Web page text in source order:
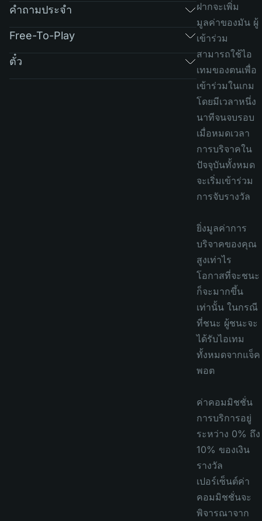
คำถามประจำ
Free-To-Play
ตั๋ว
ฝากจะเพิ่ม
มูลค่าของมัน ผู้
เข้าร่วม
สามารถใช้ไอ
เทมของตนเพื่อ
เข้าร่วมในเกม
โดยมีเวลาหนึ่ง
นาทีจนจบรอบ
เมื่อหมดเวลา
การบริจาคใน
ปัจจุบันทั้งหมด
จะเริ่มเข้าร่วม
การจับรางวัล
ยิ่งมูลค่าการ
บริจาคของคุณ
สูงเท่าไร
โอกาสที่จะชนะ
ก็จะมากขึ้น
เท่านั้น ในกรณี
ที่ชนะ ผู้ชนะจะ
ได้รับไอเทม
ทั้งหมดจากแจ็ค
พอต
ค่าคอมมิชชั่น
การบริการอยู่
ระหว่าง 0% ถึง
10% ของเงิน
รางวัล
เปอร์เซ็นต์ค่า
คอมมิชชั่นจะ
พิจารณาจาก